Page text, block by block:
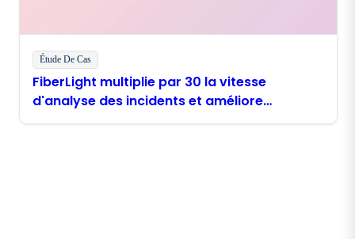
Étude De Cas
FiberLight multiplie par 30 la vitesse
d'analyse des incidents et améliore
l'expérience client grâce aux agents Boomi